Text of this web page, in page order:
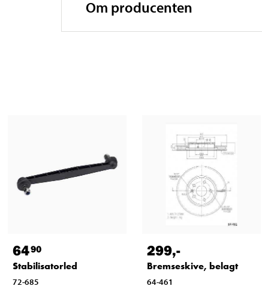
Om producenten
6490
Stabilisatorled
72-685
299,-
Bremseskive, belagt
64-461